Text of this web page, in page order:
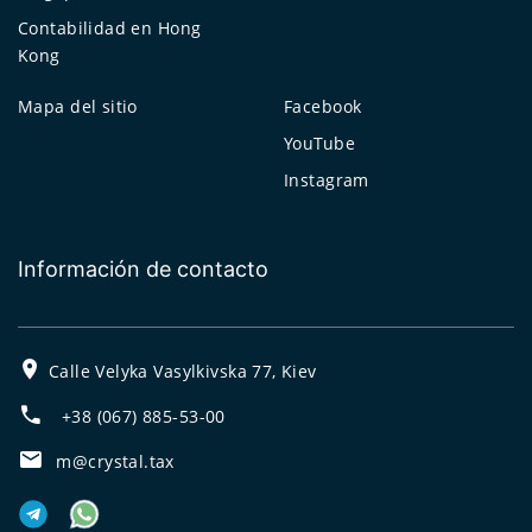
Contabilidad en Hong
Kong
Mapa del sitio
Facebook
YouTube
Instagram
Información de contacto
Calle Velyka Vasylkivska 77, Kiev
+38 (067) 885-53-00
m@crystal.tax